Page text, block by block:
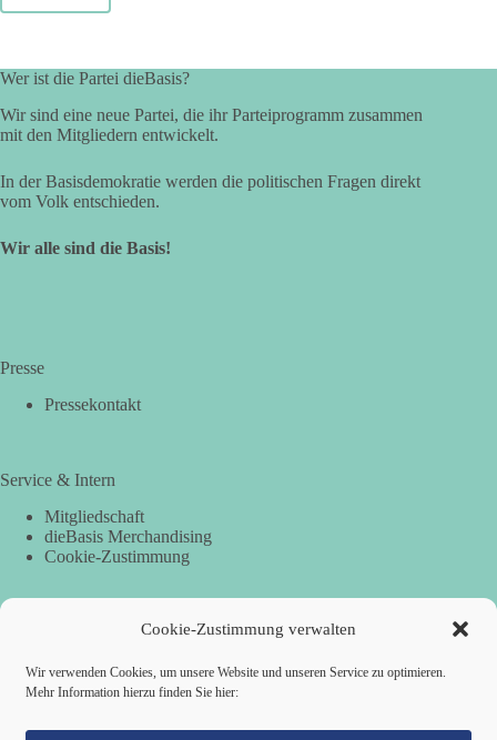
Cookie-Zustimmung verwalten
Wir verwenden Cookies, um unsere Website und unseren Service zu optimieren.
Mehr Information hierzu finden Sie hier:
Wer ist die Partei dieBasis?
Wir sind eine neue Partei, die ihr Parteiprogramm zusammen
mit den Mitgliedern entwickelt.
In der Basisdemokratie werden die politischen Fragen direkt
vom Volk entschieden.
Wir alle sind die Basis!
Presse
Pressekontakt
Service & Intern
Mitgliedschaft
dieBasis Merchandising
Cookie-Zustimmung
Per Banküberweisung:
IBAN: DE87 2019 0003 0002 2499 01